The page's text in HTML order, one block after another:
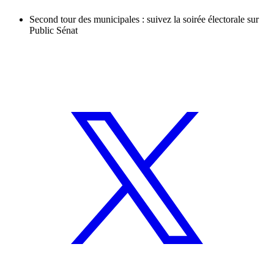
Second tour des municipales : suivez la soirée électorale sur
Public Sénat